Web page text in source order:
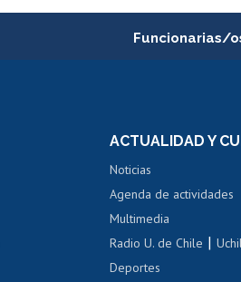
Funcionarias/
Portal de
Certificado de renta
Certificado de renta
Gestión de correo
ACTUALIDAD Y
Noticias
Agenda de actividades
Multimedia
Radio U. de Chile |
Deportes